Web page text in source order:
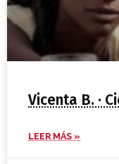
Vicenta B. ·
LEER MÁS »